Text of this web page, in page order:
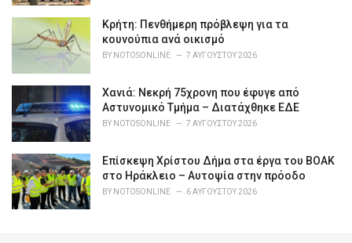
Κρήτη: Πενθήμερη πρόβλεψη για τα
κουνούπια ανά οικισμό
BY NOTOSONLINE 7 ΑΥΓΟΎΣΤΟΥ 2026
Χανιά: Νεκρή 75χρονη που έφυγε από
Αστυνομικό Τμήμα – Διατάχθηκε ΕΔΕ
BY NOTOSONLINE 7 ΑΥΓΟΎΣΤΟΥ 2026
Επίσκεψη Χρίστου Δήμα στα έργα του ΒΟΑΚ
στο Ηράκλειο – Αυτοψία στην πρόοδο
BY NOTOSONLINE 6 ΑΥΓΟΎΣΤΟΥ 2026